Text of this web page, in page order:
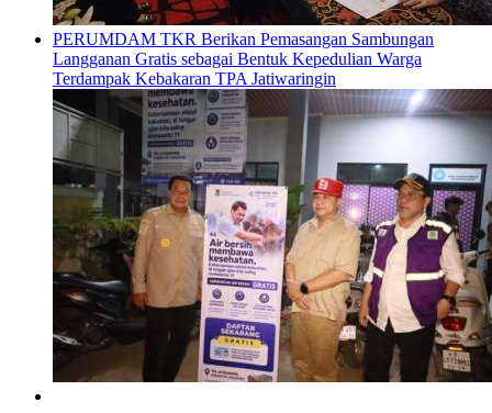
PERUMDAM TKR Berikan Pemasangan Sambungan
Langganan Gratis sebagai Bentuk Kepedulian Warga
Terdampak Kebakaran TPA Jatiwaringin